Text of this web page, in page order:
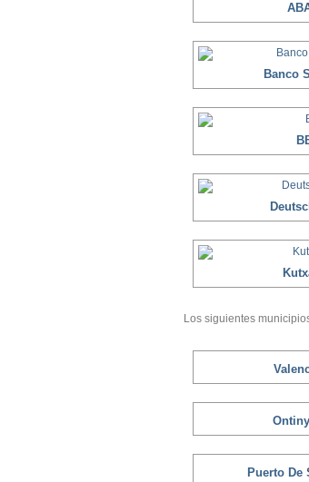
Banco
Los siguientes
Puerto De